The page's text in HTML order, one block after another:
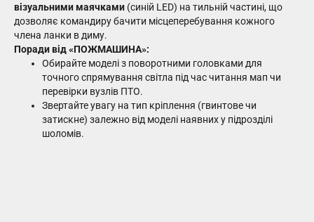
візуальними маячками (синій LED) на тильній частині, що
дозволяє командиру бачити місцеперебування кожного
члена ланки в диму.
Поради від «ПОЖМАШИНА»:
Обирайте моделі з поворотними головками для
точного спрямування світла під час читання мап чи
перевірки вузлів ПТО.
Звертайте увагу на тип кріплення (гвинтове чи
затискне) залежно від моделі наявних у підрозділі
шоломів.